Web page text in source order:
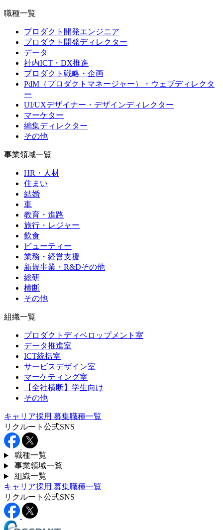
職種一覧
プロダクト開発エンジニア
プロダクト開発ディレクター
データ
社内ICT・DX推進
プロダクト戦略・企画
PdM（プロダクトマネージャー）・ウェブディレクタ
ー
UI/UXデザイナー・デザインディレクター
マーケター
編集ディレクター
その他
事業領域一覧
HR・人材
住まい
結婚
車
教育・進路
旅行・レジャー
飲食
ビューティー
業務・経営支援
新規事業・R&Dその他
総研
横断
その他
組織一覧
プロダクトディベロップメント室
データ推進室
ICT統括室
サービスデザイン室
マーケティング室
【全社横断】学生向け
その他
キャリア採用 募集職種一覧
リクルート公式SNS
職種一覧
事業領域一覧
組織一覧
キャリア採用 募集職種一覧
リクルート公式SNS